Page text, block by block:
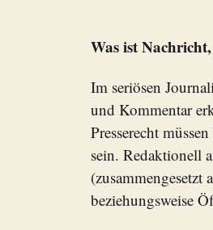
Was ist
Im seriösen
und Kommentar
Presserecht
sein. Redaktionell
beziehungsweise